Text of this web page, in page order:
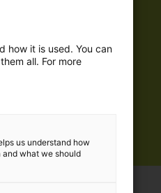
how it is used. You can
all. For more
us understand how
and what we should